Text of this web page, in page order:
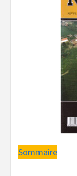
Sommaire